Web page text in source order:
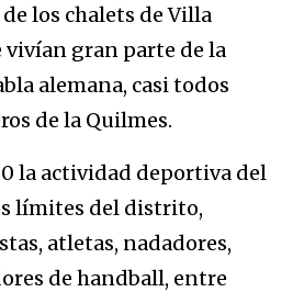
los chalets de Villa
gran parte de la
alemana, casi todos
de la Quilmes.
la actividad deportiva del
límites del distrito,
atletas, nadadores,
de handball, entre